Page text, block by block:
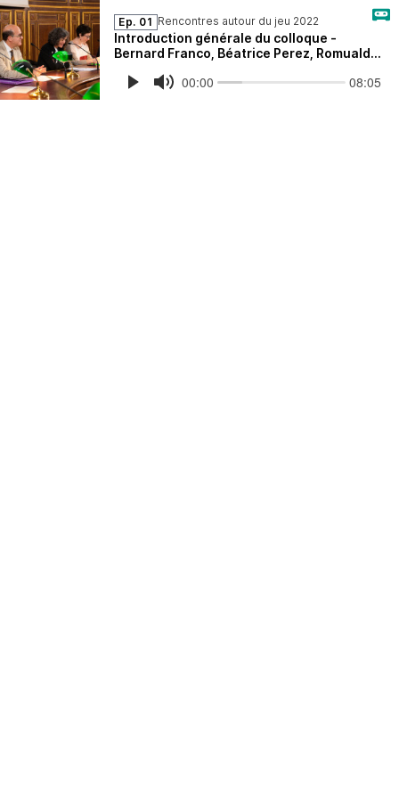
Ep. 01 Rencontres autour du jeu 2022
Introduction générale du colloque -
Bernard Franco, Béatrice Perez, Romuald